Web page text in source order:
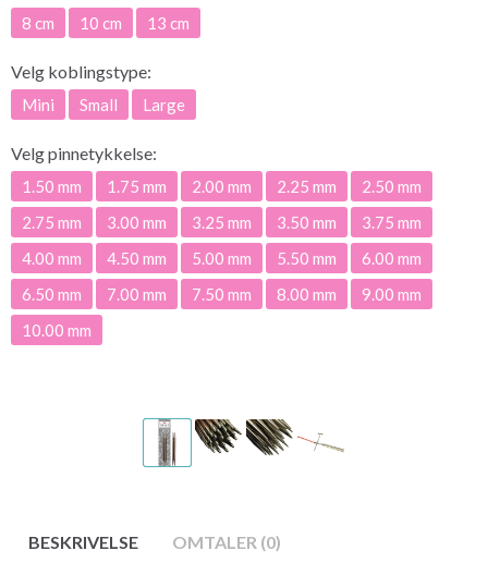
8 cm 10 cm 13 cm
Velg koblingstype:
Mini Small Large
Velgpinnetykkelse:
1.50 mm 1.75 mm 2.00 mm 2.25 mm
2.50 mm
2.75 mm
3.00 mm 3.25 mm 3.50 mm
3.75 mm
4.00 mm
4.50 mm 5.00 mm 5.50 mm
6.00 mm
6.50 mm
7.00 mm 7.50 mm 8.00 mm
9.00 mm
10.00 mm
BESKRIVELSE OMTALER (0)